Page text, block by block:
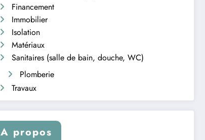
Financement
Immobilier
Isolation
Matériaux
Sanitaires (salle de bain, douche, WC)
Plomberie
Travaux
A propos